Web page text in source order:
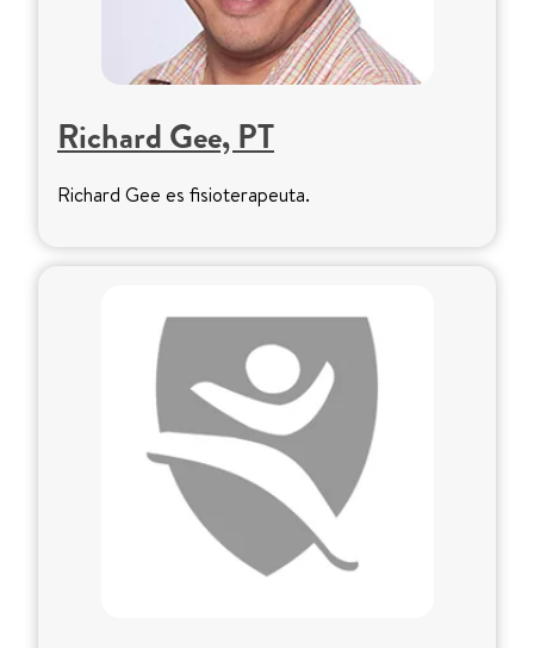
Richard Gee, PT
Richard Gee es fisioterapeuta.